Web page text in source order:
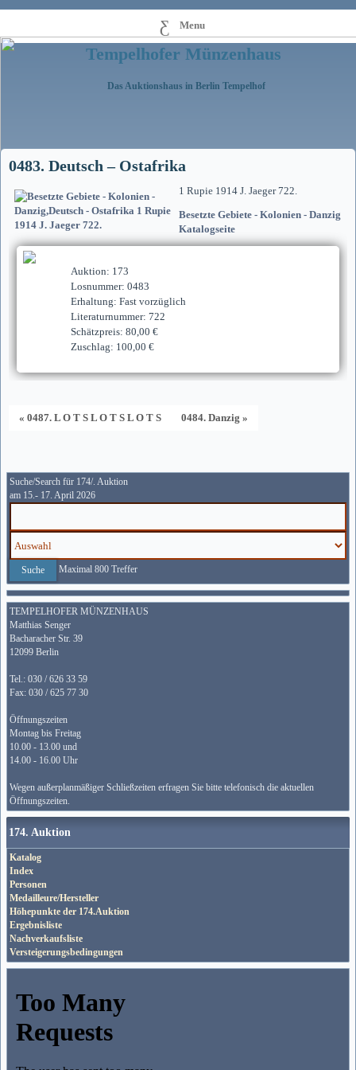
Menu
Tempelhofer Münzenhaus
Das Auktionshaus in Berlin Tempelhof
0483. Deutsch – Ostafrika
1 Rupie 1914 J. Jaeger 722.
Besetzte Gebiete - Kolonien - Danzig
Katalogseite
Auktion: 173
Losnummer: 0483
Erhaltung: Fast vorzüglich
Literaturnummer: 722
Schätzpreis: 80,00 €
Zuschlag: 100,00 €
« 0487. L O T S L O T S L O T S 0484. Danzig »
Suche/Search für 174/. Auktion
am 15.- 17. April 2026
Maximal 800 Treffer
TEMPELHOFER MÜNZENHAUS
Matthias Senger
Bacharacher Str. 39
12099 Berlin
Tel.: 030 / 626 33 59
Fax: 030 / 625 77 30
Öffnungszeiten
Montag bis Freitag
10.00 - 13.00 und
14.00 - 16.00 Uhr
Wegen außerplanmäßiger Schließzeiten erfragen Sie bitte telefonisch die aktuellen
Öffnungszeiten.
174. Auktion
Katalog
Index
Personen
Medailleure/Hersteller
Höhepunkte der 174.Auktion
Ergebnisliste
Nachverkaufsliste
Versteigerungsbedingungen